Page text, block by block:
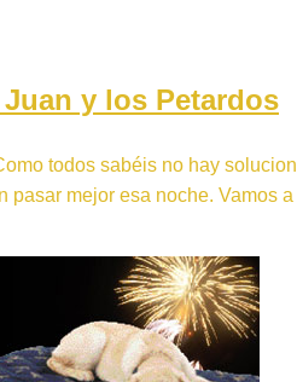
y los Petardos
todos sabéis no hay
mejor esa noche. Vamos